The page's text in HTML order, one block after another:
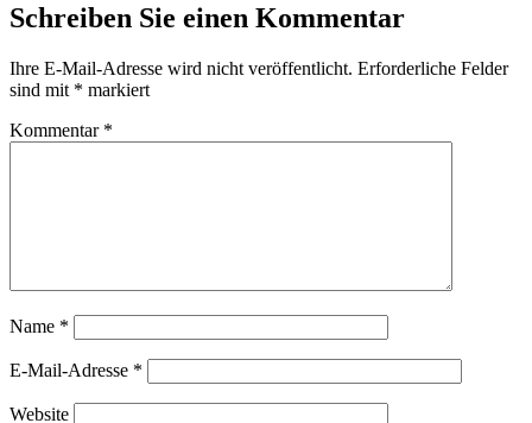
Schreiben Sie einen Kommentar
Ihre E-Mail-Adresse wird nicht veröffentlicht. Erforderliche Felder
sind mit * markiert
Kommentar *
Name *
E-Mail-Adresse *
Website